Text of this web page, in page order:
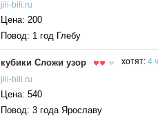
jili-bili.ru
Цена: 200
Повод: 1 год Глебу
кубики Сложи узор хотят: 4
jili-bili.ru
Цена: 540
Повод: 3 года Ярославу